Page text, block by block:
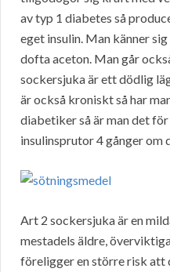
av typ 1 diabetes så
eget insulin. Man känner
dofta aceton. Man går
sockersjuka är ett dödlig
är också kroniskt så har
diabetiker så är man det
insulinsprutor 4 gånger om
Art 2 sockersjuka är en
mestadels äldre,
föreligger en större risk att